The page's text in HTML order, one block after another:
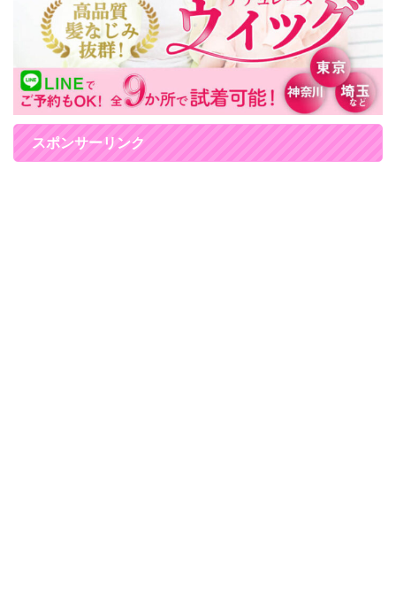
スポンサーリンク